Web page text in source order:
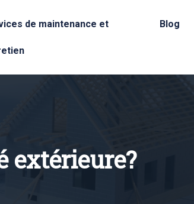
de maintenance et Blog
extérieure?